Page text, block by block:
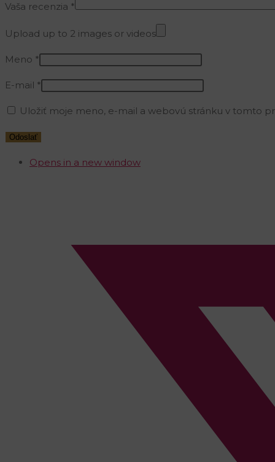
Vaša recenzia *
Upload up to 2 images or videos
Meno *
E-mail *
Uložiť moje meno, e-mail a webovú stránku v tomto
Opens in a new window